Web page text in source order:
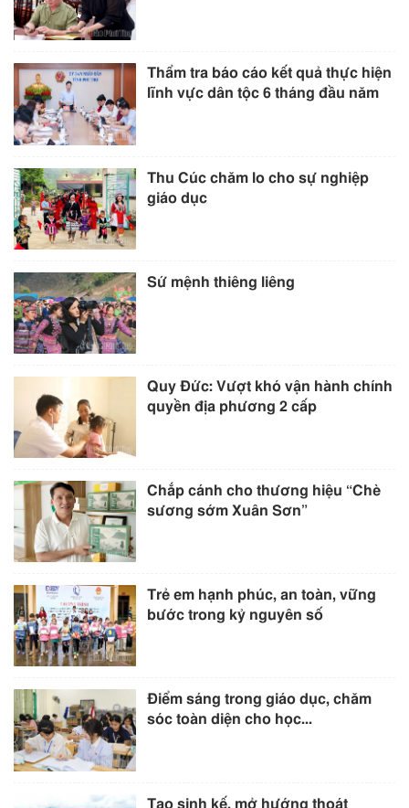
Thẩm tra báo cáo kết quả thực hiện
lĩnh vực dân tộc 6 tháng đầu năm
Thu Cúc chăm lo cho sự nghiệp
giáo dục
Sứ mệnh thiêng liêng
Quy Đức: Vượt khó vận hành chính
quyền địa phương 2 cấp
Chắp cánh cho thương hiệu “Chè
sương sớm Xuân Sơn”
Trẻ em hạnh phúc, an toàn, vững
bước trong kỷ nguyên số
Điểm sáng trong giáo dục, chăm
sóc toàn diện cho học...
Tạo sinh kế, mở hướng thoát